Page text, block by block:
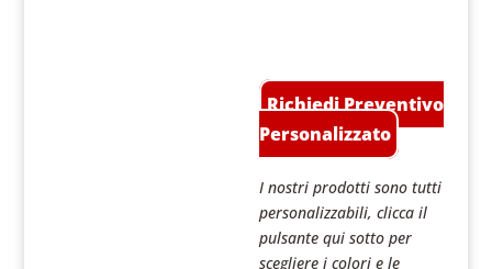
Richiedi Preventivo
Personalizzato
I nostri prodotti sono tutti
personalizzabili, clicca il
pulsante qui sotto per
scegliere i colori e le